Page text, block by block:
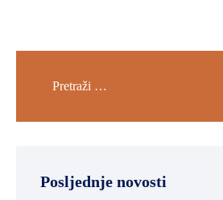
Posljednje novosti